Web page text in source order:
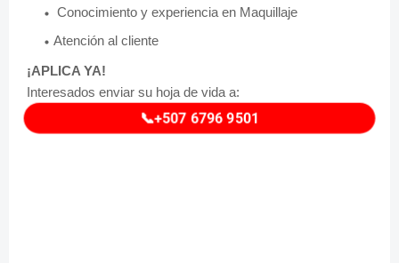
Conocimiento y experiencia en Maquillaje
Atención al cliente
¡APLICA YA!
Interesados enviar su hoja de vida a:
📞+507 6796 9501